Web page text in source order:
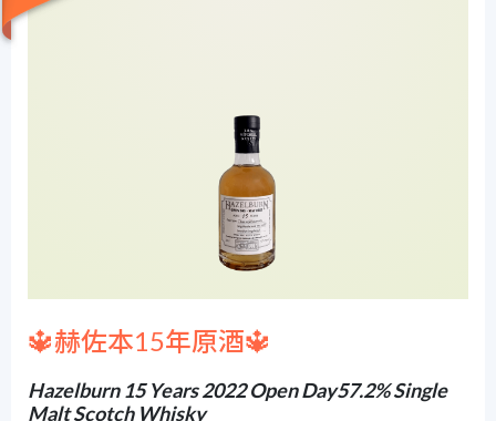
🔱赫佐本15年原酒🔱
Hazelburn 15 Years 2022 Open Day57.2% Single
Malt Scotch Whisky